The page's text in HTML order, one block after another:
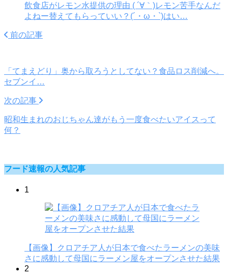
飲食店がレモン水提供の理由 ( ´∀｀)レモン苦手なんだ
よねー替えてもらっていい？(´・ω・`)はい…
前の記事
「てまえどり」奥から取ろうとしてない？食品ロス削減へ。
セブンイ…
次の記事
昭和生まれのおじちゃん達がもう一度食べたいアイスって
何？
フード速報の人気記事
1
【画像】クロアチア人が日本で食べたラーメンの美味
さに感動して母国にラーメン屋をオープンさせた結果
2